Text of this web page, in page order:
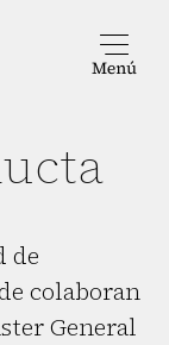
de
colaboran
General